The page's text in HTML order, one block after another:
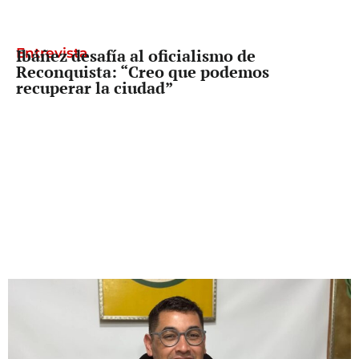
Entrevista
Ibáñez desafía al oficialismo de
Reconquista: “Creo que podemos
recuperar la ciudad”